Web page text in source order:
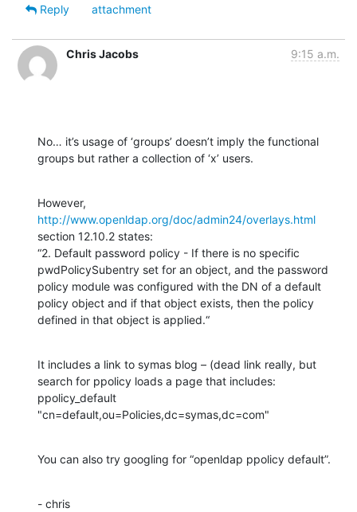
Reply attachment
Chris Jacobs 9:15 a.m.
No… it’s usage of ‘groups’ doesn’t imply the functional
groups but rather a collection of ‘x’ users.
http://www.openldap.org/doc/admin24/overlays.html
section 12.10.2 states:
“2. Default password policy - If there is no specific
pwdPolicySubentry set for an object, and the password
policy module was configured with the DN of a default
policy object and if that object exists, then the policy
defined in that object is applied.“
It includes a link to symas blog – (dead link really, but
search for ppolicy loads a page that includes:
ppolicy_default
"cn=default,ou=Policies,dc=symas,dc=com"
You can also try googling for “openldap ppolicy default”.
- chris